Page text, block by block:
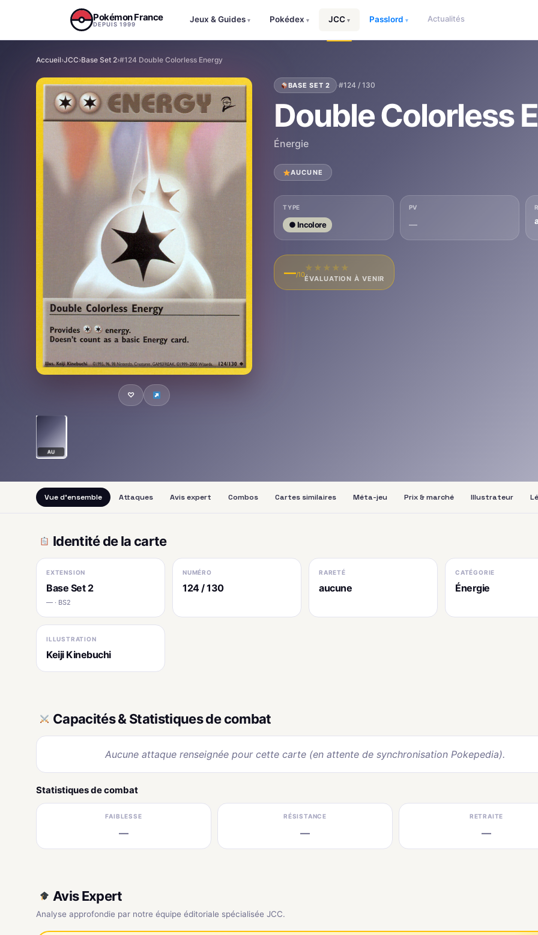
Pokémon France
DEPUIS 1999
Jeux & Guides ▾ Pokédex ▾ JCC ▾ Passlord ▾ Actualités
Accueil›JCC›Base Set 2›#124 Double Colorless Energy
♡
AU
BASE SET 2 ·#124 / 130
Double Colorless
Énergie
AUCUNE
TYPE
● Incolore
PV
—
—/10
★ ★ ★ ★ ★
ÉVALUATION À VENIR
Vue d'ensemble Attaques Avis expert Combos Cartes similaires Méta-jeu Prix & marché Illustrateur
Identité de la carte
EXTENSION
Base Set 2
— · BS2
NUMÉRO
124 / 130
RARETÉ
aucune
CATÉGORIE
Énergie
ILLUSTRATION
Keiji Kinebuchi
Capacités & Statistiques de combat
Aucune attaque renseignée pour cette carte (en attente de synchronisation Pokepedia).
Statistiques de combat
FAIBLESSE
—
RÉSISTANCE
—
RETRAITE
—
Avis Expert
Analyse approfondie par notre équipe éditoriale spécialisée JCC.